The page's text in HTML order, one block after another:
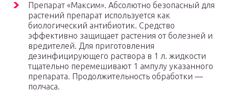
Препарат «Максим». Абсолютно безопасный для
растений препарат используется как
биологический антибиотик. Средство
эффективно защищает растения от болезней и
вредителей. Для приготовления
дезинфицирующего раствора в 1 л. жидкости
тщательно перемешивают 1 ампулу указанного
препарата. Продолжительность обработки —
полчаса.